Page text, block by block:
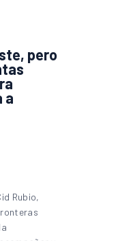
pero
a
Rubio,